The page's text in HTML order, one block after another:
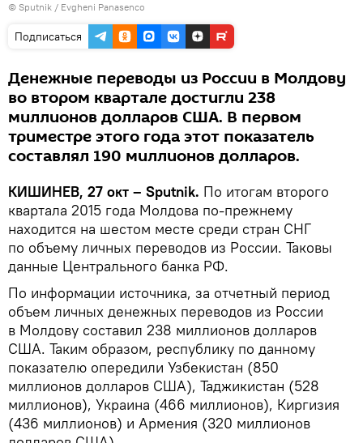
© Sputnik / Evgheni Panasenco
Подписаться
Денежные переводы из России в Молдову
во втором квартале достигли 238
миллионов долларов США. В первом
триместре этого года этот показатель
составлял 190 миллионов долларов.
КИШИНЕВ, 27 окт – Sputnik. По итогам второго
квартала 2015 года Молдова по-прежнему
находится на шестом месте среди стран СНГ
по объему личных переводов из России. Таковы
данные Центрального банка РФ.
По информации источника, за отчетный период
объем личных денежных переводов из России
в Молдову составил 238 миллионов долларов
США. Таким образом, республику по данному
показателю опередили Узбекистан (850
миллионов долларов США), Таджикистан (528
миллионов), Украина (466 миллионов), Киргизия
(436 миллионов) и Армения (320 миллионов